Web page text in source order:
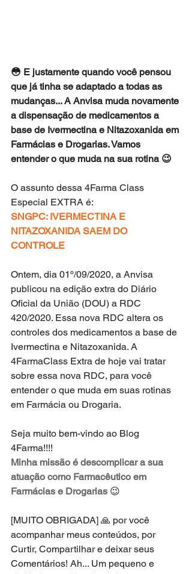
😳 E justamente quando você pensou
que já tinha se adaptado a todas as
mudanças... A Anvisa muda novamente
a dispensação de medicamentos a
base de Ivermectina e Nitazoxanida em
Farmácias e Drogarias. Vamos
entender o que muda na sua rotina 😉
O assunto dessa 4Farma Class
Especial EXTRA é:
SNGPC: IVERMECTINA E
NITAZOXANIDA SAEM DO
CONTROLE
Ontem, dia 01º/09/2020, a Anvisa
publicou na edição extra do Diário
Oficial da União (DOU) a RDC
420/2020. Essa nova RDC altera os
controles dos medicamentos a base de
Ivermectina e Nitazoxanida. A
4FarmaClass Extra de hoje vai tratar
sobre essa nova RDC, para você
entender o que muda em suas rotinas
em Farmácia ou Drogaria.
Seja muito bem-vindo ao Blog
4Farma!!!!
Minha missão é descomplicar a sua
atuação como Farmacêutico em
Farmácias e Drogarias 😉
[MUITO OBRIGADA] 🙏 por você
acompanhar meus conteúdos, por
Curtir, Compartilhar e deixar seus
Comentários! Ah... Um pequeno e